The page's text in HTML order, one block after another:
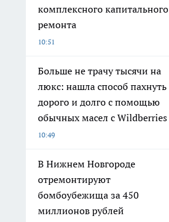
комплексного капитального
ремонта
10:51
Больше не трачу тысячи на
люкс: нашла способ пахнуть
дорого и долго с помощью
обычных масел с Wildberries
10:49
В Нижнем Новгороде
отремонтируют
бомбоубежища за 450
миллионов рублей